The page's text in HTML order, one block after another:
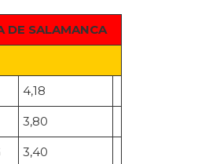
DE SALAMANCA
4,18
3,80
3,40